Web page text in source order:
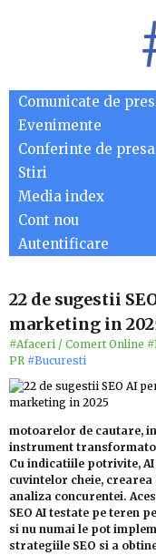
Comunicate de
Evenimente
Conferinte de presa
Stiri
Media index
Cont nou
Autentificare
22 de sugestii
marketing in
#Afaceri / Comert Online
PR #Bucuresti
motoarelor de cautare,
instrument
Cu indicatiile potrivite,
cuvintelor cheie,
analiza concurentei.
SEO AI testate pe teren
si nu numai le pot
strategiile SEO si a